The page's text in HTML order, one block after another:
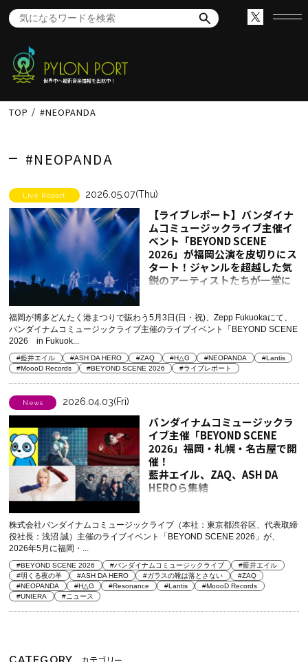
世界中へ最新音楽情報を出航中！
TOP #NEOPANDA
#NEOPANDA
Live Report 2026.05.07(Thu)
【ライブレポート】バンダイナ
ムコミュージックライブ主催イ
ベント「BEYOND SCENE
2026」が福岡公演を皮切りにス
タート！ジャンルを超越した気
鋭のアーティストたちが一堂に
福岡が博多どんたく港まつりで賑わう5月3日(日・祝)、Zepp Fukuokaにて、
バンダイナムコミュージックライブ主催のライブイベント「BEYOND SCENE
2026 in Fukuok...
#藍井エイル #ASH DA HERO #ZAQ #H△G #NEOPANDA
#Lantis
#MoooD Records
#BEYOND SCENE 2026 #ライブレポート
News 2026.04.03(Fri)
バンダイナムコミュージックラ
イブ主催「BEYOND SCENE
2026」福岡・札幌・名古屋で開
催！
藍井エイル、ZAQ、ASH DA
HEROら集結
株式会社バンダイナムコミュージックライブ（本社：東京都渋谷区、代表取締
役社長：浅沼 誠）主催のライブイベント「BEYOND SCENE 2026」が、
2026年5月に福岡・...
#BEYOND SCENE 2026 #バンダイナムコミュージックライブ
#藍井エイル
#明くる夜の羊
#ASH DA HERO #ガラスの靴は落とさない
#ZAQ
#NEOPANDA
#H△G #Resonance #Lantis
#MoooD Records
#UNIERA
#ニュース